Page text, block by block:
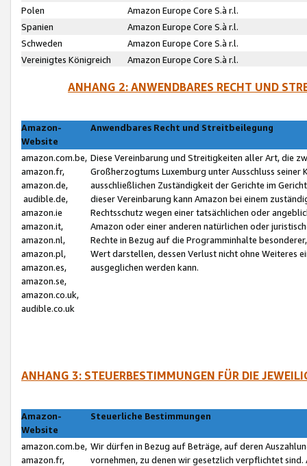
Polen
Amazon Europe Core S.à r.l.
Spanien
Amazon Europe Core S.à r.l.
Schweden
Amazon Europe Core S.à r.l.
Vereinigtes Königreich
Amazon Europe Core S.à r.l.
ANHANG 2: ANWENDBARES RECHT UND
Amazon-
Website
Anwendbares Recht und Streitbeilegung
amazon.com.be,
amazon.fr,
amazon.de,
audible.de,
amazon.ie
amazon.it,
amazon.nl,
amazon.pl,
amazon.es,
amazon.se,
amazon.co.uk,
audible.co.uk
Diese Vereinbarung und Streitigkeiten aller Art, die
Großherzogtums Luxemburg unter Ausschluss
ausschließlichen Zuständigkeit der Gerichte im
dieser Vereinbarung kann Amazon bei einem
Rechtsschutz wegen einer tatsächlichen oder
Amazon oder einer anderen natürlichen oder
Rechte in Bezug auf die Programminhalte
Wert darstellen, dessen Verlust nicht ohne Weiteres
ausgeglichen werden kann.
ANHANG 3: STEUERBESTIMMUNGEN FÜR DIE
Amazon-
Website
Steuerliche Bestimmungen
amazon.com.be,
amazon.fr,
Wir dürfen in Bezug auf Beträge, auf deren
vornehmen, zu denen wir gesetzlich verpflichtet